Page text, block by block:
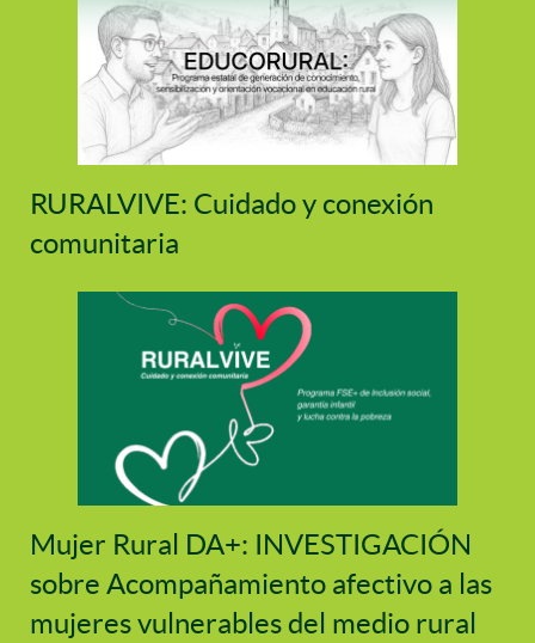
RURALVIVE: Cuidado y conexión
comunitaria
Mujer Rural DA+: INVESTIGACIÓN
sobre Acompañamiento afectivo a las
mujeres vulnerables del medio rural